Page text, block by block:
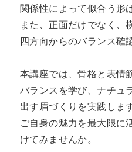
関係性によって似合う形
また、正面だけでなく、
四方向からのバランス確
本講座では、骨格と表情
バランスを学び、ナチュ
出す眉づくりを実践します
ご自身の魅力を最大限に
けてみませんか。